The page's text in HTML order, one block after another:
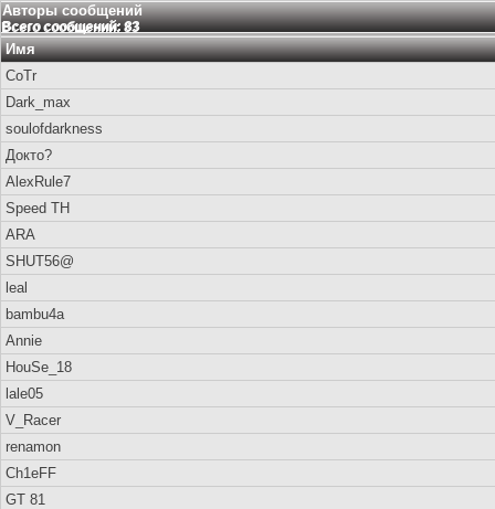
Авторы сообщений
Всего сообщений: 83
Имя
CoTr
Dark_max
soulofdarkness
Докто?
AlexRule7
Speed TH
ARA
SHUT56@
leal
bambu4a
Annie
HouSe_18
lale05
V_Racer
renamon
Ch1eFF
GT 81